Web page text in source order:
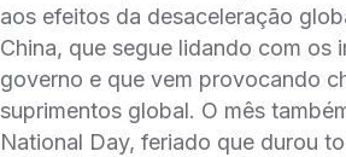
aos efeitos da desaceleração
China, que segue lidando com
governo e que vem provocando
suprimentos global. O mês
National Day, feriado que durou